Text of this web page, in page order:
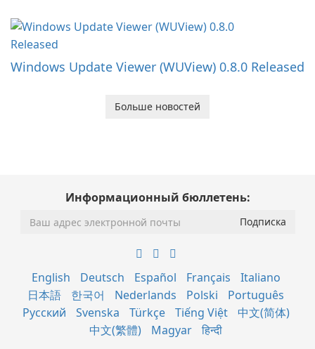
Windows Update Viewer (WUView) 0.8.0 Released
Больше новостей
Информационный бюллетень:
English Deutsch Español Français
Italiano
日本語
한국어 Nederlands Polski
Português
Русский
Svenska Türkçe Tiếng Việt
中文(简体)
中文(繁體)
Magyar हिन्दी